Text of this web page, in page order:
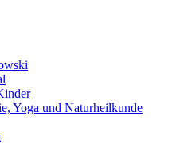
Yoga und Naturheilkunde